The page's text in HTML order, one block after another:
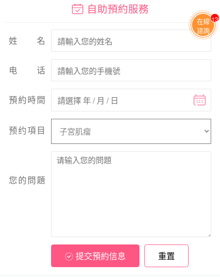
自助預約服務
姓名
电话
預約時間
预约項目
您的問題
提交預約信息 重置
在線
諮詢
13